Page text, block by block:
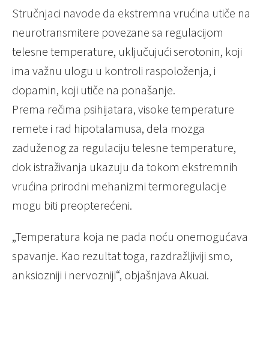
Stručnjaci navode da ekstremna vrućina utiče na
neurotransmitere povezane sa regulacijom
telesne temperature, uključujući serotonin, koji
ima važnu ulogu u kontroli raspoloženja, i
dopamin, koji utiče na ponašanje.
Prema rečima psihijatara, visoke temperature
remete i rad hipotalamusa, dela mozga
zaduženog za regulaciju telesne temperature,
dok istraživanja ukazuju da tokom ekstremnih
vrućina prirodni mehanizmi termoregulacije
mogu biti preopterećeni.
„Temperatura koja ne pada noću onemogućava
spavanje. Kao rezultat toga, razdražljiviji smo,
anksiozniji i nervozniji“, objašnjava Akuai.